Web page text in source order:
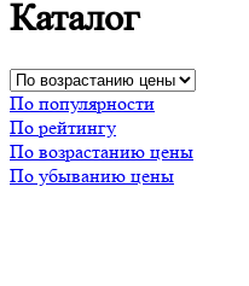
Каталог
По популярности
По рейтингу
По возрастанию цены
По убыванию цены